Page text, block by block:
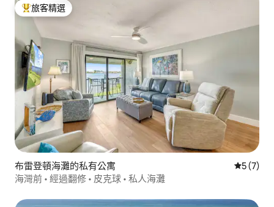
旅客精選榜首
旅客精選
布雷登頓海灘的私有公寓 從 7 則評
5 (7)
海灣前 • 經過翻修 • 皮克球 • 私人海灘